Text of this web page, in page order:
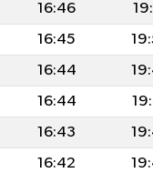
16:46
16:45
16:44
16:44
16:43
16:42